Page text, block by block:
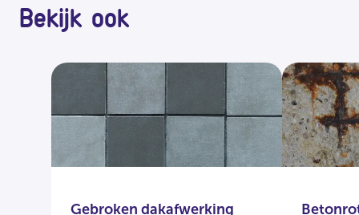
Bekijk ook
Gebroken dakafwerking